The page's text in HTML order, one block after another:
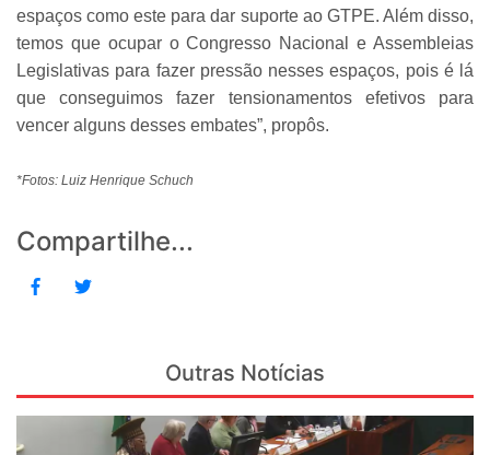
espaços como este para dar suporte ao GTPE. Além disso,
temos que ocupar o Congresso Nacional e Assembleias
Legislativas para fazer pressão nesses espaços, pois é lá
que conseguimos fazer tensionamentos efetivos para
vencer alguns desses embates”, propôs.
*Fotos: Luiz Henrique Schuch
Compartilhe...
Outras Notícias